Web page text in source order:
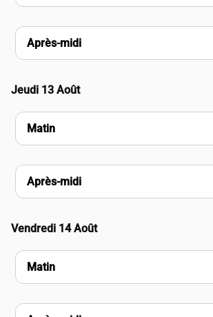
Après-midi
Jeudi 13 Août
Matin
Après-midi
Vendredi 14 Août
Matin